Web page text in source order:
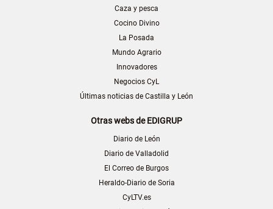
Caza y pesca
Cocino Divino
La Posada
Mundo Agrario
Innovadores
Negocios CyL
Últimas noticias de Castilla y León
Otras webs de EDIGRUP
Diario de León
Diario de Valladolid
El Correo de Burgos
Heraldo-Diario de Soria
CyLTV.es